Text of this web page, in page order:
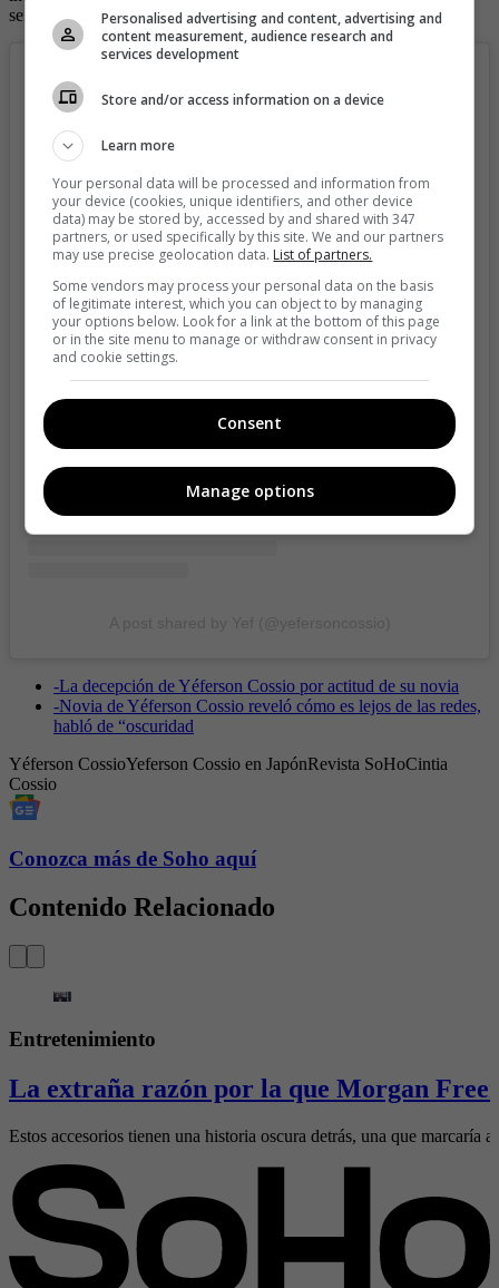
seres vivos.
View this post on Instagram
-La decepción de Yéferson Cossio por actitud de su novia
-Novia de Yéferson Cossio reveló cómo es lejos de las redes,
habló de “oscuridad
Yéferson CossioYeferson Cossio en JapónRevista SoHoCintia
Cossio
Conozca más de Soho aquí
Contenido Relacionado
Entretenimiento
La extraña razón por la que Morgan
Estos accesorios tienen una historia oscura detrás, una que marcaría
Personalised advertising and content, advertising and
content measurement, audience research and
services development
Store and/or access information on a device
Learn more
Your personal data will be processed and information from
your device (cookies, unique identifiers, and other device
data) may be stored by, accessed by and shared with 347
partners, or used specifically by this site. We and our partners
may use precise geolocation data. List of partners.
Some vendors may process your personal data on the basis
of legitimate interest, which you can object to by managing
your options below. Look for a link at the bottom of this page
or in the site menu to manage or withdraw consent in privacy
and cookie settings.
Consent
Manage options